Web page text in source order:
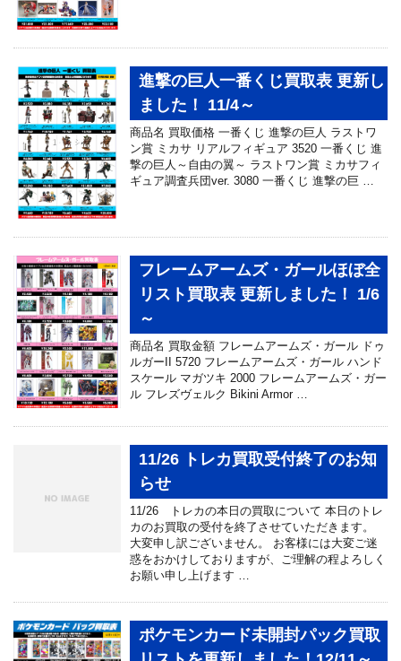
進撃の巨人一番くじ買取表 更新し
ました！ 11/4～
商品名 買取価格 一番くじ 進撃の巨人 ラストワ
ン賞 ミカサ リアルフィギュア 3520 一番くじ 進
撃の巨人～自由の翼～ ラストワン賞 ミカサフィ
ギュア調査兵団ver. 3080 一番くじ 進撃の巨 …
フレームアームズ・ガールほぼ全
リスト買取表 更新しました！ 1/6
～
商品名 買取金額 フレームアームズ・ガール ドゥ
ルガーII 5720 フレームアームズ・ガール ハンド
スケール マガツキ 2000 フレームアームズ・ガー
ル フレズヴェルク Bikini Armor …
11/26 トレカ買取受付終了のお知
らせ
11/26 トレカの本日の買取について 本日のトレ
カのお買取の受付を終了させていただきます。
大変申し訳ございません。 お客様には大変ご迷
惑をおかけしておりますが、ご理解の程よろしく
お願い申し上げます …
ポケモンカード未開封パック買取